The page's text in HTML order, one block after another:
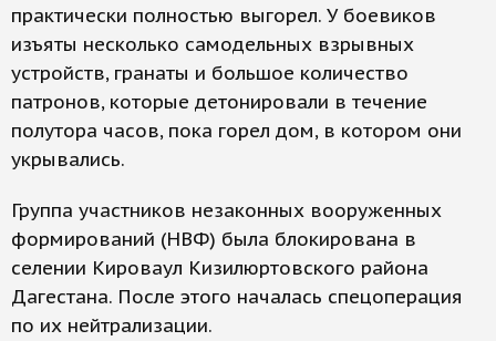
практически полностью выгорел. У боевиков
изъяты несколько самодельных взрывных
устройств, гранаты и большое количество
патронов, которые детонировали в течение
полутора часов, пока горел дом, в котором они
укрывались.
Группа участников незаконных вооруженных
формирований (НВФ) была блокирована в
селении Кироваул Кизилюртовского района
Дагестана. После этого началась спецоперация
по их нейтрализации.